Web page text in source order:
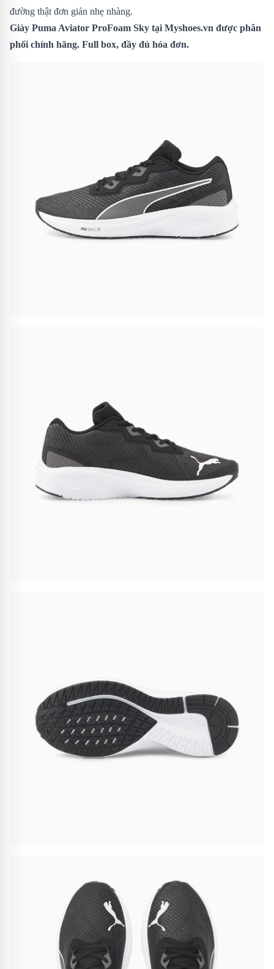
đường thật đơn giản nhẹ nhàng.
Giày Puma Aviator ProFoam Sky tại Myshoes.vn được phân
phối chính hãng. Full box, đầy đủ hóa đơn.